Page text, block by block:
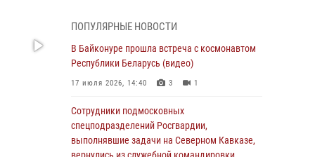
супермаркета в Подмосковье (видео)
03 августа 2026, 15:32 1
Росгвардейцы пресекли кражу сантехники,
Подмосковье (видео)
03 августа 2026, 15:08 1
В Подмосковье отметили годовщину со Дня
ПОПУЛЯРНЫЕ НОВОСТИ
В Байконуре прошла встреча с космонавтом
Республики Беларусь (видео)
17 июля 2026, 14:40 3 1
Сотрудники подмосковных
спецподразделений Росгвардии,
выполнявшие задачи на Северном Кавказе,